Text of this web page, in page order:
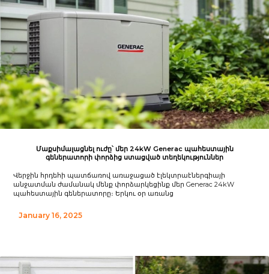
Մաքսիմալացնել ուժը՝ մեր 24kW Generac պահեստային
գեներատորի փորձից ստացված տեղեկություններ
Վերջին հրդեհի պատճառով առաջացած էլեկտրաէներգիայի
անջատման ժամանակ մենք փորձարկեցինք մեր Generac 24kW
պահեստային գեներատորը։ Երկու օր առանց
January 16, 2025